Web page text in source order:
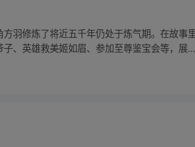
方羽修炼了将近五千年仍处于炼气期。在故
、英雄救美姬如眉、参加至尊鉴宝会等，展...